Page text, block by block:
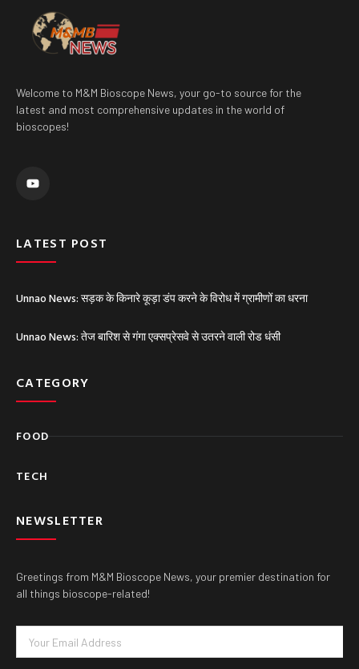
Welcome to M&M Bioscope News, your go-to source for the
latest and most comprehensive updates in the world of
bioscopes!
u
LATEST POST
Unnao News: सड़क के किनारे कूड़ा डंप करने के विरोध में ग्रामीणों का धरना
Unnao News: तेज बारिश से गंगा एक्सप्रेसवे से उतरने वाली रोड धंसी
CATEGORY
FOOD
TECH
NEWSLETTER
Greetings from M&M Bioscope News, your premier destination for
all things bioscope-related!
Email